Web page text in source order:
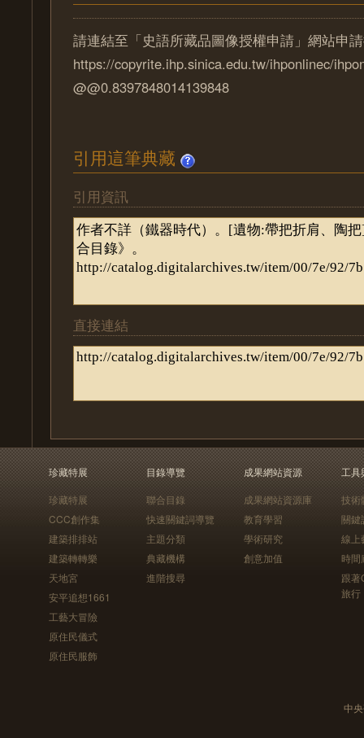
請連結至「史語所藏品圖像授權申請」網站申
https://copyrite.ihp.sinica.edu.tw/ihponlinec/
@@0.8397848014139848
引用這筆典藏
引用資訊
直接連結
珍藏特展
珍藏特展
CCC創作集
建築排排站
建築轉轉樂
天地宮
安平追想1661
工藝大冒險
原住民儀式
原住民服飾
目錄導覽
聯合目錄
快速關鍵詞導覽
主題分類
典藏機構
進階搜尋
成果網站資源
成果網站資源庫
教育學習
學術研究
創意加值
工具
技術
關鍵
線上
時間
跟
旅行
中